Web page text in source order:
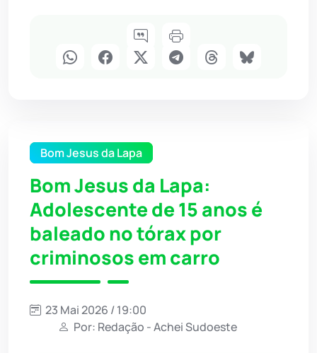
Bom Jesus da Lapa
Bom Jesus da Lapa:
Adolescente de 15 anos é
baleado no tórax por
criminosos em carro
23 Mai 2026 / 19:00
Por: Redação - Achei Sudoeste